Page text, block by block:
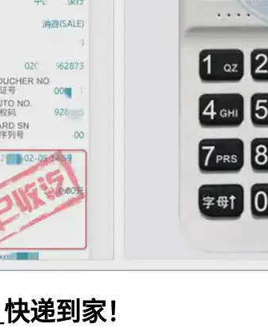
递到家！